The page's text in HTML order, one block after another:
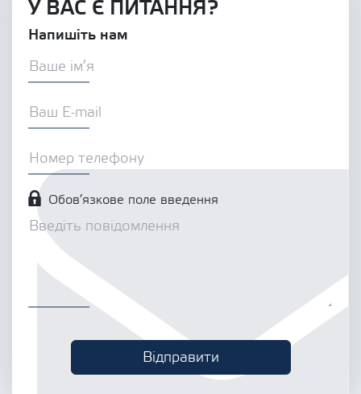
У ВАС Є ПИТАННЯ?
Напишіть нам
Обов’язкове поле введення